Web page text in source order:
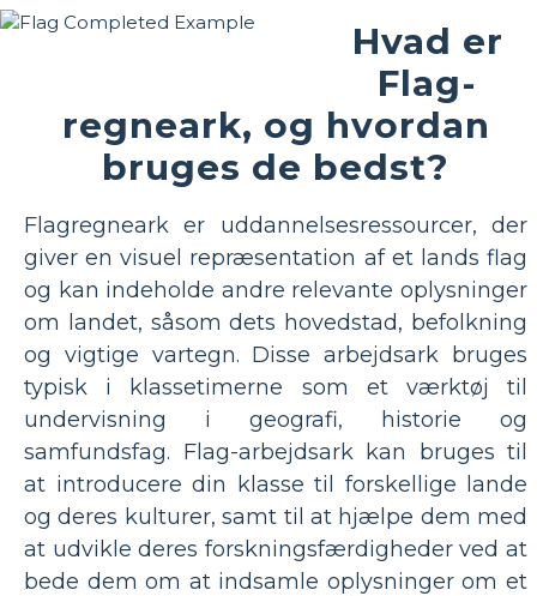
Hvad er
Flag-
regneark, og hvordan
bruges de bedst?
Flagregneark er uddannelsesressourcer, der
giver en visuel repræsentation af et lands flag
og kan indeholde andre relevante oplysninger
om landet, såsom dets hovedstad, befolkning
og vigtige vartegn. Disse arbejdsark bruges
typisk i klassetimerne som et værktøj til
undervisning i geografi, historie og
samfundsfag. Flag-arbejdsark kan bruges til
at introducere din klasse til forskellige lande
og deres kulturer, samt til at hjælpe dem med
at udvikle deres forskningsfærdigheder ved at
bede dem om at indsamle oplysninger om et